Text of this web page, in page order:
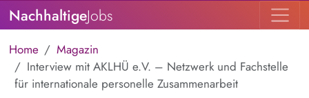
NachhaltigeJobs
Home
Magazin
Interview mit AKLHÜ e.V. – Netzwerk und Fachstelle
für internationale personelle Zusammenarbeit